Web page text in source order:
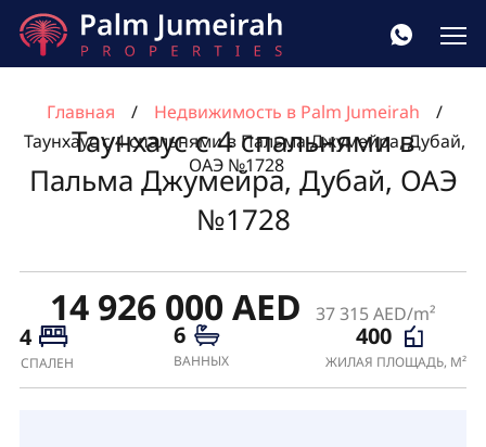
Главная
Недвижимость в Palm Jumeirah
Таунхаус с 4 спальнями в Пальма Джумейра, Дубай,
ОАЭ №1728
Таунхаус с 4 спальнями в
Пальма Джумейра, Дубай, ОАЭ
№1728
14 926 000 AED 37 315 AED/m²
4
СПАЛЕН
6
ВАННЫХ
400
ЖИЛАЯ ПЛОЩАДЬ, М²